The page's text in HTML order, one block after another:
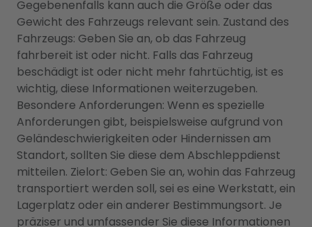
Gegebenenfalls kann auch die Größe oder das
Gewicht des Fahrzeugs relevant sein. Zustand des
Fahrzeugs: Geben Sie an, ob das Fahrzeug
fahrbereit ist oder nicht. Falls das Fahrzeug
beschädigt ist oder nicht mehr fahrtüchtig, ist es
wichtig, diese Informationen weiterzugeben.
Besondere Anforderungen: Wenn es spezielle
Anforderungen gibt, beispielsweise aufgrund von
Geländeschwierigkeiten oder Hindernissen am
Standort, sollten Sie diese dem Abschleppdienst
mitteilen. Zielort: Geben Sie an, wohin das Fahrzeug
transportiert werden soll, sei es eine Werkstatt, ein
Lagerplatz oder ein anderer Bestimmungsort. Je
präziser und umfassender Sie diese Informationen